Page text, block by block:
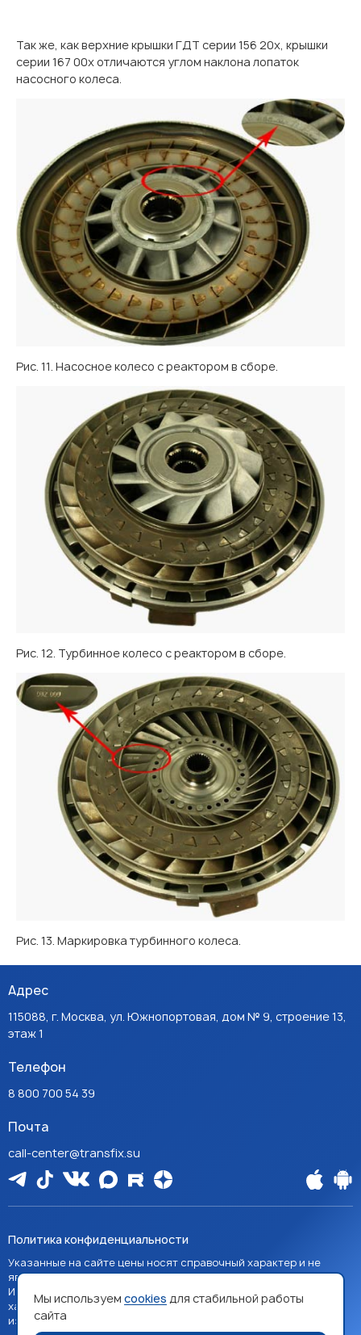
Так же, как верхние крышки ГДТ серии 156 20х, крышки
серии 167 00х отличаются углом наклона лопаток
насосного колеса.
Рис. 11. Насосное колесо с реактором в сборе.
Рис. 12. Турбинное колесо с реактором в сборе.
Рис. 13. Маркировка турбинного колеса.
Адрес
115088, г. Москва, ул. Южнопортовая, дом № 9, строение 13,
этаж 1
Телефон
8 800 700 54 39
Почта
call-center@transfix.su
Политика конфиденциальности
Указанные на сайте цены носят справочный характер и не
являются публичной офертой, если явно не указано иное.
Изображения товаров на сайте носят справочный
характер и могут отличаться от фактических
изображений.
Мы используем cookies для стабильной работы
сайта